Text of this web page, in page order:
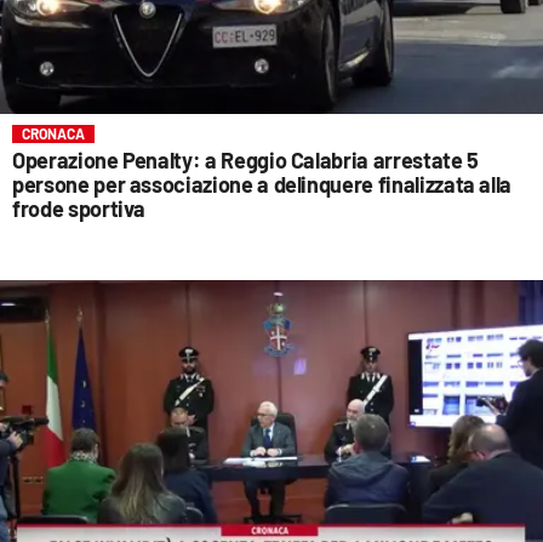
CRONACA
Operazione Penalty: a Reggio Calabria arrestate 5
persone per associazione a delinquere finalizzata alla
frode sportiva